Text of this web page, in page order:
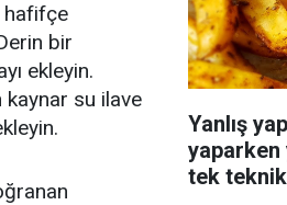
hafifçe
bir
ekleyin.
kaynar su ilave
Yanlış
yaparken
tek teknik